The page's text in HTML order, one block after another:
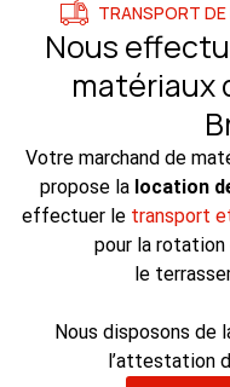
TRANSPORT
Nous
matériaux
Votre marchand de
propose la location
effectuer le transport
pour la
le
Nous disposons de
l’attestation